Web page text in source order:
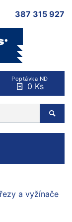
387 315 927
Poptávka ND
0 Ks
a vyžínače